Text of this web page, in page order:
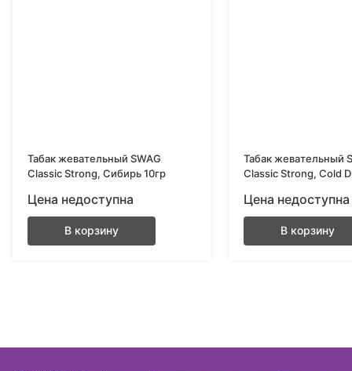
Табак жевательный SWAG
Classic Strong, Сибирь 10гр
Цена недоступна
В корзину
Табак жевательный
Classic Strong, Cold
Цена недоступна
В корзину